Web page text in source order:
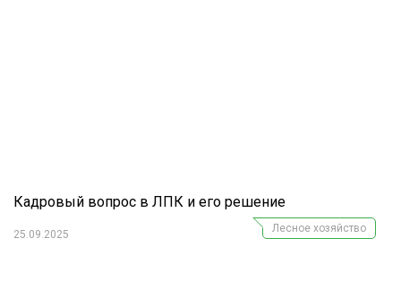
Кадровый вопрос в ЛПК и его решение
25.09.2025
Лесное хозяйство